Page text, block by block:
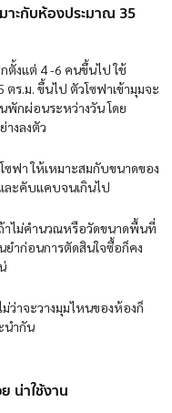
าะกับห้องประมาณ 35
งแต่ 4 -6 คนขึ้นไป ใช้
ร.ม. ขึ้นไป ตัวโซฟาเข้ามุมจะ
พักผ่อนระหว่างวัน โดย
างลงตัว
ฟา ให้เหมาะสมกับขนาดของ
ละคับแคบจนเกินไป
าไม่คำนวณหรือวัดขนาดพื้นที่
ยำก่อนการตัดสินใจซื้อก็คง
ว่าจะวางมุมไหนของห้องก็
นำกัน
น่าใช้งาน